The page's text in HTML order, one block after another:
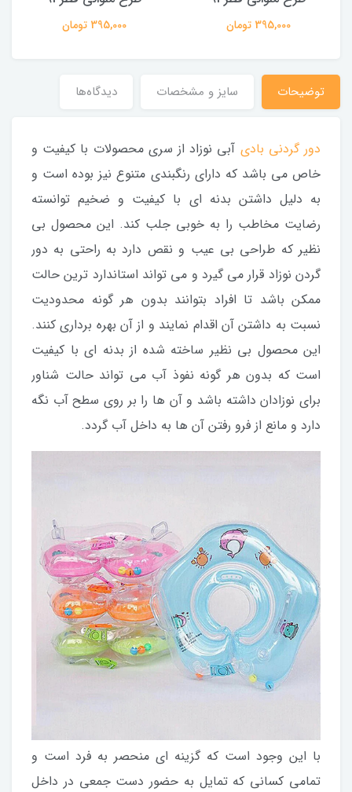
395,000 تومان 395,000 تومان
توضیحات سایز و مشخصات دیدگاه‌ها
دور گردنی بادی آبی نوزاد از سری محصولات با کیفیت و
خاص می باشد که دارای رنگبندی متنوع نیز بوده است و
به دلیل داشتن بدنه ای با کیفیت و ضخیم توانسته
رضایت مخاطب را به خوبی جلب کند. این محصول بی
نظیر که طراحی بی عیب و نقص دارد به راحتی به دور
گردن نوزاد قرار می گیرد و می تواند استاندارد ترین حالت
ممکن باشد تا افراد بتوانند بدون هر گونه محدودیت
نسبت به داشتن آن اقدام نمایند و از آن بهره برداری کنند.
این محصول بی نظیر ساخته شده از بدنه ای با کیفیت
است که بدون هر گونه نفوذ آب می تواند حالت شناور
برای نوزادان داشته باشد و آن ها را بر روی سطح آب نگه
دارد و مانع از فرو رفتن آن ها به داخل آب گردد.
با این وجود است که گزینه ای منحصر به فرد است و
تمامی کسانی که تمایل به حضور دست جمعی در داخل